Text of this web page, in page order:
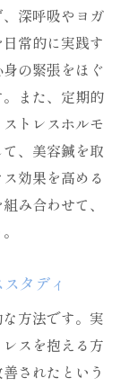
深呼吸やヨガ
常的に実践す
の緊張をほぐ
また、定期的
トレスホルモ
、美容鍼を取
効果を高める
み合わせて、
タディ
方法です。実
スを抱える方
されたという